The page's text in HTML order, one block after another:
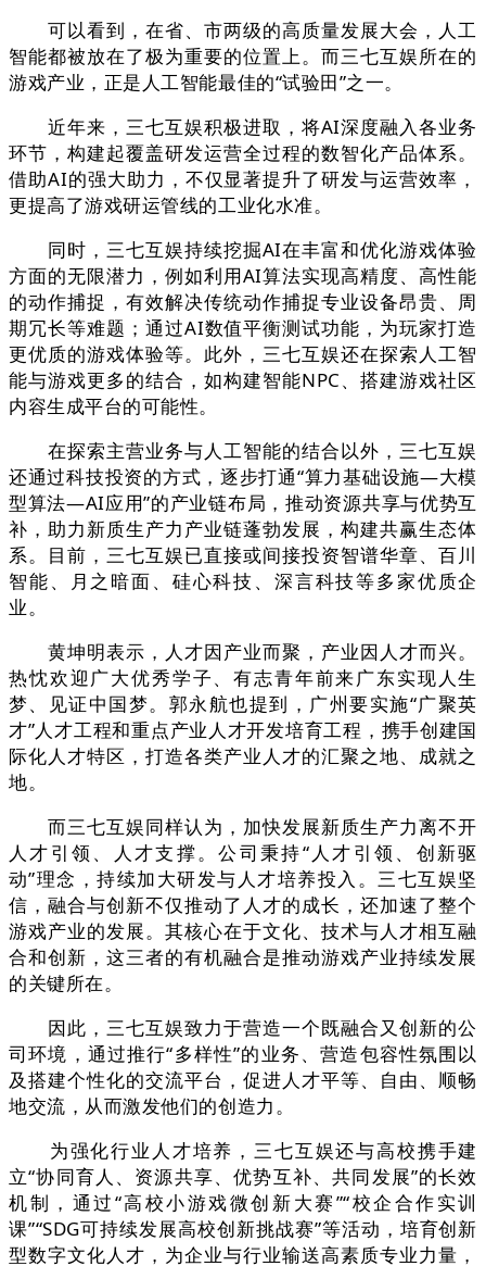
可以看到，在省、市两级的高质量发展大会，人工
智能都被放在了极为重要的位置上。而三七互娱所在的
游戏产业，正是人工智能最佳的“试验田”之一。
近年来，三七互娱积极进取，将AI深度融入各业务
环节，构建起覆盖研发运营全过程的数智化产品体系。
借助AI的强大助力，不仅显著提升了研发与运营效率，
更提高了游戏研运管线的工业化水准。
同时，三七互娱持续挖掘AI在丰富和优化游戏体验
方面的无限潜力，例如利用AI算法实现高精度、高性能
的动作捕捉，有效解决传统动作捕捉专业设备昂贵、周
期冗长等难题；通过AI数值平衡测试功能，为玩家打造
更优质的游戏体验等。此外，三七互娱还在探索人工智
能与游戏更多的结合，如构建智能NPC、搭建游戏社区
内容生成平台的可能性。
在探索主营业务与人工智能的结合以外，三七互娱
还通过科技投资的方式，逐步打通“算力基础设施—大模
型算法—AI应用”的产业链布局，推动资源共享与优势互
补，助力新质生产力产业链蓬勃发展，构建共赢生态体
系。目前，三七互娱已直接或间接投资智谱华章、百川
智能、月之暗面、硅心科技、深言科技等多家优质企
业。
黄坤明表示，人才因产业而聚，产业因人才而兴。
热忱欢迎广大优秀学子、有志青年前来广东实现人生
梦、见证中国梦。郭永航也提到，广州要实施“广聚英
才”人才工程和重点产业人才开发培育工程，携手创建国
际化人才特区，打造各类产业人才的汇聚之地、成就之
地。
而三七互娱同样认为，加快发展新质生产力离不开
人才引领、人才支撑。公司秉持“人才引领、创新驱
动”理念，持续加大研发与人才培养投入。三七互娱坚
信，融合与创新不仅推动了人才的成长，还加速了整个
游戏产业的发展。其核心在于文化、技术与人才相互融
合和创新，这三者的有机融合是推动游戏产业持续发展
的关键所在‌。
因此，三七互娱致力于营造一个既融合又创新的公
司环境，通过推行“多样性”的业务、营造包容性氛围以
及搭建个性化的交流平台，促进人才平等、自由、顺畅
地交流，从而激发他们的创造力。
为强化行业人才培养，三七互娱还与高校携手建
立“协同育人、资源共享、优势互补、共同发展”的长效
机制，通过“高校小游戏微创新大赛”“校企合作实训
课”“SDG可持续发展高校创新挑战赛”等活动，培育创新
型数字文化人才，为企业与行业输送高素质专业力量，